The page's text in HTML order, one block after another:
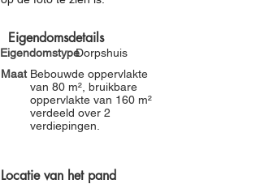
Eigendomsdetails
EigendomstypeDorpshuis
Maat Bebouwde oppervlakte
van 80 m², bruikbare
oppervlakte van 160 m²
verdeeld over 2
verdiepingen.
Locatie van het pand